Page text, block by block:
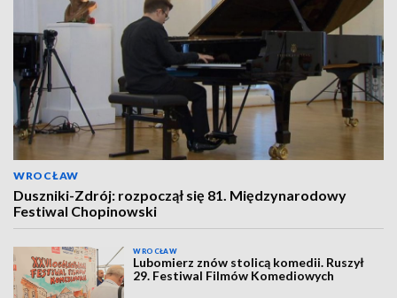
WROCŁAW
Duszniki-Zdrój: rozpoczął się 81. Międzynarodowy
Festiwal Chopinowski
WROCŁAW
Lubomierz znów stolicą komedii. Ruszył
29. Festiwal Filmów Komediowych